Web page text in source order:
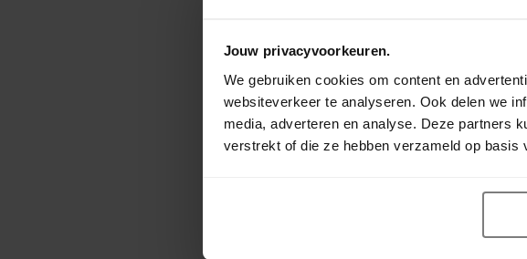
Jouw privacyvoorkeuren.
We gebruiken cookies om content en
websiteverkeer te analyseren. Ook delen we
media, adverteren en analyse. Deze partners
verstrekt of die ze hebben verzameld op basis